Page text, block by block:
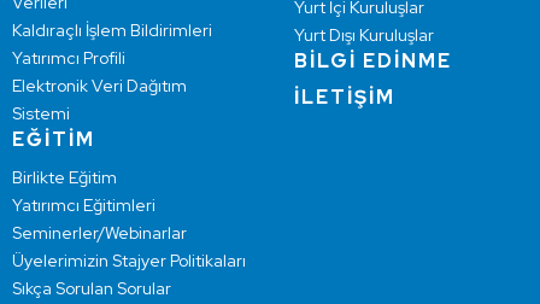
Kaldıraçlı İşlem Bildirimleri
Yatırımcı Profili
Elektronik Veri Dağıtım
Sistemi
EĞİTİM
Birlikte Eğitim
Yatırımcı Eğitimleri
Seminerler/Webinarlar
Üyelerimizin Stajyer Politikaları
Sıkça Sorulan Sorular
Yurt İçi Kuruluşlar
Yurt Dışı Kuruluşlar
BİLGİ EDİNME
İLETİŞİM